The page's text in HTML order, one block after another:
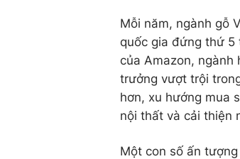
Mỗi năm, ngành gỗ
quốc gia đứng thứ 5
của Amazon,
trưởng vượt trội
hơn, xu hướng mua
nội thất và cải thiện
Một con số ấn